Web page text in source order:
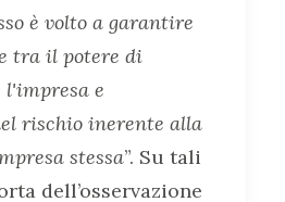
è volto a garantire
tra il potere di
e
rischio inerente alla
stessa”. Su tali
dell’osservazione